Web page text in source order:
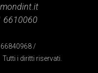
6610060
/
i diritti riservati.